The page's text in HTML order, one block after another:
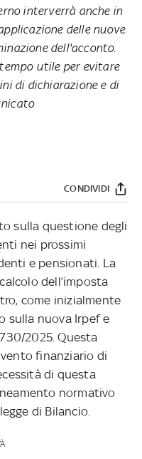
interverrà anche in
delle nuove
dell'acconto.
utile per evitare
di dichiarazione e di
CONDIVIDI
sulla questione degli
nei prossimi
e pensionati. La
dell’imposta
come inizialmente
sulla nuova Irpef e
2025. Questa
finanziario di
di questa
normativo
di Bilancio.